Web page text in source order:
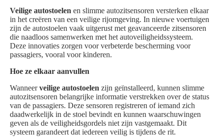
Veilige autostoelen en slimme autozitsensoren versterken elkaar
in het creëren van een veilige rijomgeving. In nieuwe voertuigen
zijn de autostoelen vaak uitgerust met geavanceerde zitsensoren
die naadloos samenwerken met het autoveiligheidssysteem.
Deze innovaties zorgen voor verbeterde bescherming voor
passagiers, vooral voor kinderen.
Hoe ze elkaar aanvullen
Wanneerveilige autostoelen zijn geïnstalleerd, kunnen slimme
autozitsensoren belangrijke informatie verstrekken over de status
van de passagiers. Deze sensoren registreren of iemand zich
daadwerkelijk in de stoel bevindt en kunnen waarschuwingen
geven als de veiligheidsgordels niet zijn vastgemaakt. Dit
systeem garandeert dat iedereen veilig is tijdens de rit.